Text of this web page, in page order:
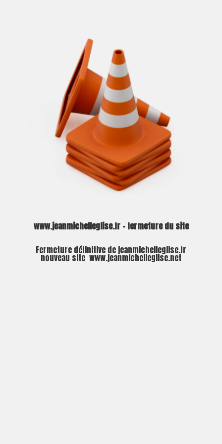
www.jeanmichelleglise.fr – fermeture du site
Fermeture définitive de jeanmichelleglise.fr
nouveau site www.jeanmichelleglise.net